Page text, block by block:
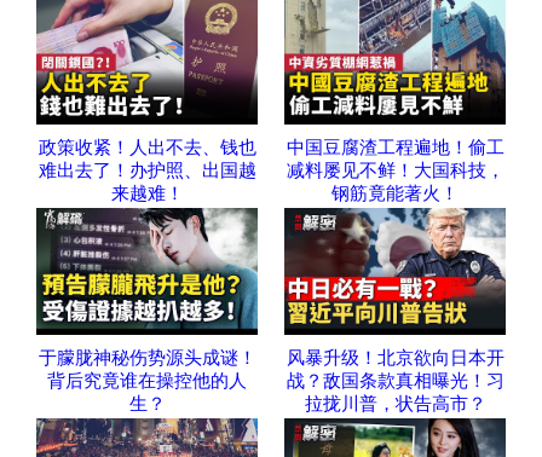
政策收紧！人出不去、钱也
难出去了！办护照、出国越
来越难！
中国豆腐渣工程遍地！偷工
减料屡见不鲜！大国科技，
钢筋竟能著火！
于朦胧神秘伤势源头成谜！
背后究竟谁在操控他的人
生？
风暴升级！北京欲向日本开
战？敌国条款真相曝光！习
拉拢川普，状告高市？